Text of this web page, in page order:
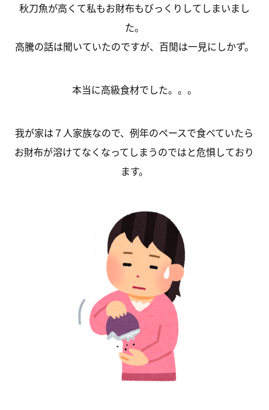
秋刀魚が高くて私もお財布もびっくりしてしまいまし
た。
高騰の話は聞いていたのですが、百閒は一見にしかず。
本当に高級食材でした。。。
我が家は７人家族なので、例年のペースで食べていたら
お財布が溶けてなくなってしまうのではと危惧しており
ます。